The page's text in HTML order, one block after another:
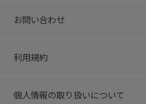
お問い合わせ
利用規約
個人情報の取り扱いについて